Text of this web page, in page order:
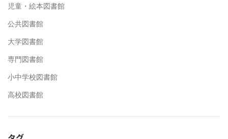
児童・絵本図書館
公共図書館
大学図書館
専門図書館
小中学校図書館
高校図書館